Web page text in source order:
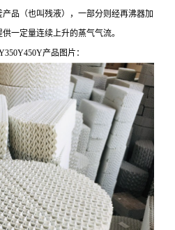
品（也叫残液），一部分则经再沸器加
一定量连续上升的蒸气气流。
产品图片：